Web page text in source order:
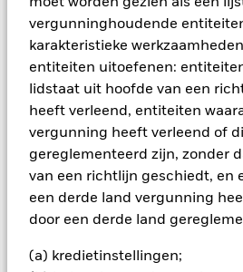
vergunninghoudende
karakteristieke
entiteiten uitoefenen:
lidstaat uit hoofde van een
heeft verleend, entiteiten
vergunning heeft verleend of
gereglementeerd zijn, zonder
van een richtlijn geschiedt, en
een derde land vergunning
door een derde land
(a) kredietinstellingen;
markten in ontwikkeling worden
volatiliteit als gevolg van verschillen
principes van administratieve
economische of politieke
in aandelen van kleinere
zijn dan aandelen van grotere
belegt in een beperkt aantal
beleggingen die het
meerdere sectoren te beleggen
van de aandelenkoers een groter
Alle aandelenklassen met
gebruiken derivaten om valutarisico's
gebruik van derivaten voor een